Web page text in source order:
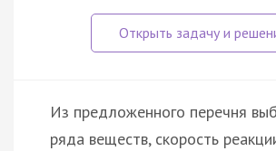
Из предложенного перечня
ряда веществ, скорость